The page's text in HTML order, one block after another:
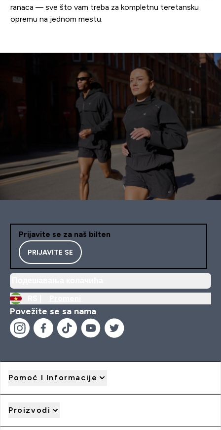
ranaca — sve što vam treba za kompletnu teretansku
opremu na jednom mestu.
Prijavite se za naš bilten
PRIJAVITE SE
Povežite se sa nama
Pomoć I Informacije
Proizvodi